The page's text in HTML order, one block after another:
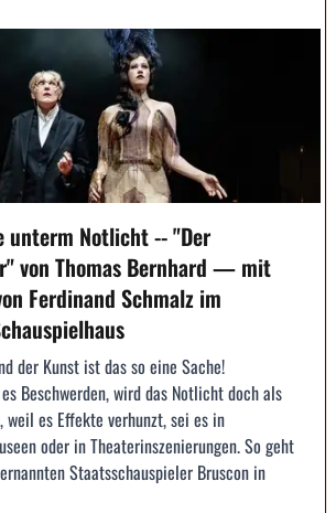
unterm Notlicht -- "Der
von Thomas Bernhard — mit
Ferdinand Schmalz im
der Kunst ist das so eine Sache!
Beschwerden, wird das Notlicht doch als
weil es Effekte verhunzt, sei es in
oder in Theaterinszenierungen. So geht
Staatsschauspieler Bruscon in